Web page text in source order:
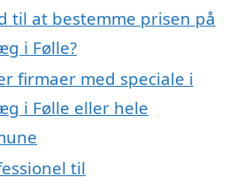
til at bestemme prisen på
i Følle?
firmaer med speciale i
i Følle eller hele
til